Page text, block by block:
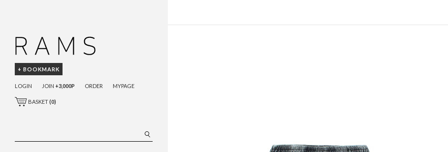
+ BOOKMARK
LOGIN JOIN +3,000P ORDER MYPAGE
BASKET(0)